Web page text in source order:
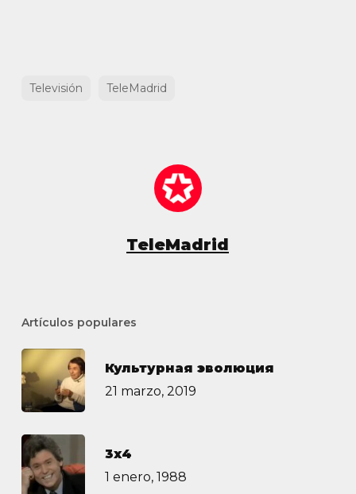
Televisión TeleMadrid
TeleMadrid
Artículos populares
Культурная эволюция
21 marzo, 2019
3х4
1 enero, 1988